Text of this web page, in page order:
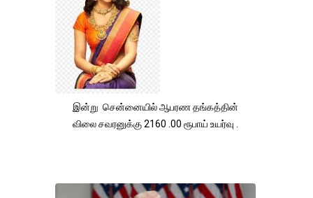
இன்று சென்னையில் ஆபரண தங்கத்தின்
விலை சவரனுக்கு 2160 .00 ரூபாய் உயர்வு .